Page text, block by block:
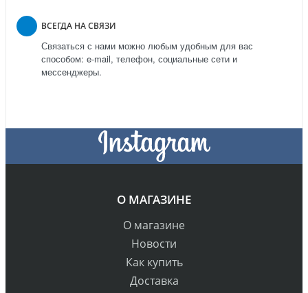
ВСЕГДА НА СВЯЗИ
Связаться с нами можно любым удобным для вас
способом: e-mail, телефон, социальные сети и
мессенджеры.
О МАГАЗИНЕ
О магазине
Новости
Как купить
Доставка